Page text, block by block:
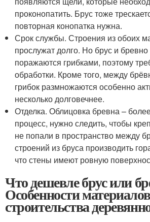
проконопатить. Брус тоже
повторная конопатка нужна.
Срок службы. Строения из обоих
прослужат долго. Но брус и бревно
поражаются грибками, поэтому
обработки. Кроме того, между
грибок размножаются особенно
несколько долговечнее.
Отделка. Облицовка бревна –
процесс, нужно следить, чтобы
не попали в пространство между
строений из бруса производить
что стены имеют ровную
Что дешевле брус или
Особенности
строительства